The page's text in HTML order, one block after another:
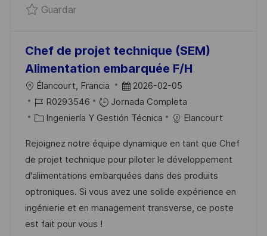
C
A
C
I
Ó
E
Í GuardarGuardar Engineering Delivery Manager
Chef de projet technique (SEM)
Alimentation embarquée F/H
U
B
A
C
I
Ó
N
Élancourt, Francia
F
E
C
A
D
E
P
U
2026-02-05
I
D
E
E
M
P
L
E
R0293546
Jornada Completa
C
T
E
G
O
R
Í
Ingeniería Y Gestión Técnica Elancourt
Rejoignez notre équipe dynamique en tant que Chef
de projet technique pour piloter le développement
d'alimentations embarquées dans des produits
optroniques. Si vous avez une solide expérience en
ingénierie et en management transverse, ce poste
est fait pour vous !